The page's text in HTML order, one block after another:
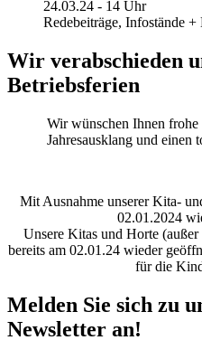
24.03.24 - 14 Uhr
Redebeiträge, Infostände
Wir verabschieden
Betriebsferien
Wir wünschen Ihnen frohe
Jahresausklang und einen
Mit Ausnahme unserer Kita-
02.01.2024
Unsere Kitas und Horte
bereits am 02.01.24 wieder
für die
Melden Sie sich zu
Newsletter an!